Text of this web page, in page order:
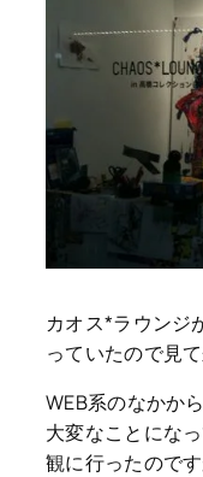
カオス*ラウンジ
っていたので見て
WEB系のなかか
大変なことにな
観に行ったので